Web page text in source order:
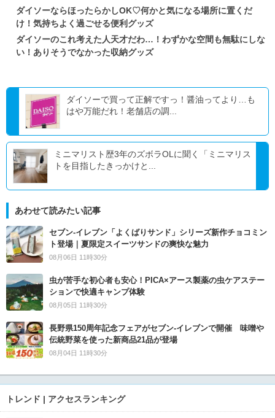
ダイソーならほったらかしOK♡何かと気になる場所に置くだ
け！気持ちよく過ごせる便利グッズ
ダイソーのこれ考えた人天才だわ…！わずかな空間も無駄にしな
い！ありそうでなかった収納グッズ
ダイソーで買って正解ですっ！醤油ってより…も
はや万能だれ！老舗店の調...
ミニマリスト歴3年のズボラOLに聞く「ミニマリス
トを目指したきっかけと...
あわせて読みたい記事
セブン‐イレブン「よくばりサンド」シリーズ新作チョコミン
ト登場｜夏限定スイーツサンドの爽快な魅力
08月06日 11時30分
虫が苦手な初心者も安心！PICA×アース製薬の虫ケアステー
ションで快適キャンプ体験
08月05日 11時30分
長野県150周年記念フェアがセブン-イレブンで開催 味噌や
伝統野菜を使った新商品21品が登場
08月04日 11時30分
トレンド | アクセスランキング